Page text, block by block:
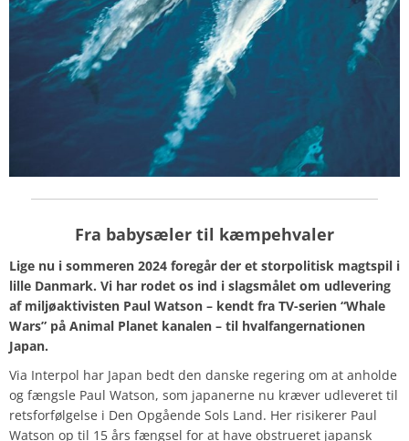
Fra babysæler til kæmpehvaler
Lige nu i sommeren 2024 foregår der et storpolitisk magtspil i
lille Danmark. Vi har rodet os ind i slagsmålet om udlevering
af miljøaktivisten Paul Watson – kendt fra TV-serien “Whale
Wars” på Animal Planet kanalen – til hvalfangernationen
Japan.
Via Interpol har Japan bedt den danske regering om at anholde
og fængsle Paul Watson, som japanerne nu kræver udleveret til
retsforfølgelse i Den Opgående Sols Land. Her risikerer Paul
Watson op til 15 års fængsel for at have obstrueret japansk